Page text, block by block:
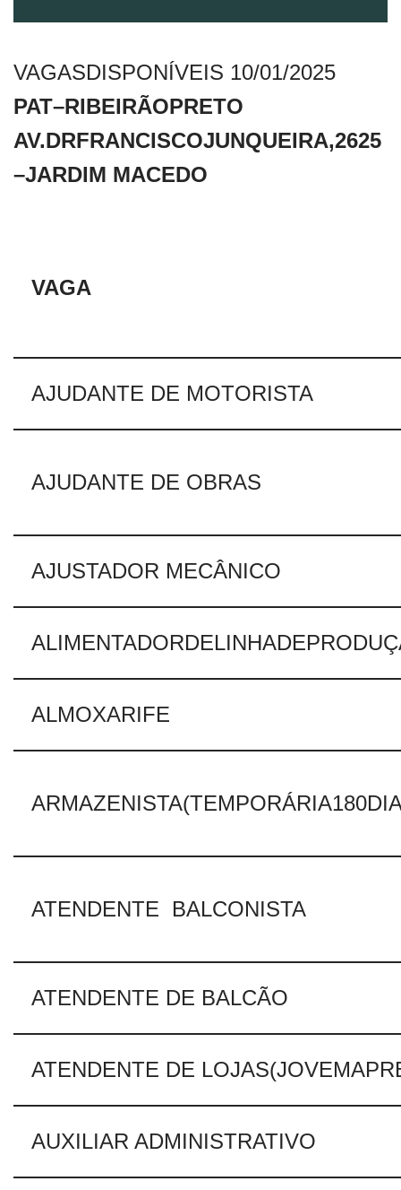
VAGASDISPONÍVEIS 10/01/2025
PAT–RIBEIRÃOPRETO
AV.DRFRANCISCOJUNQUEIRA,2625
–JARDIM MACEDO
VAGA
AJUDANTE DE MOTORISTA
AJUDANTE DE OBRAS
AJUSTADOR MECÂNICO
ALMOXARIFE
ATENDENTE BALCONISTA
ATENDENTE DE BALCÃO
ATENDENTE DE
AUXILIAR ADMINISTRATIVO